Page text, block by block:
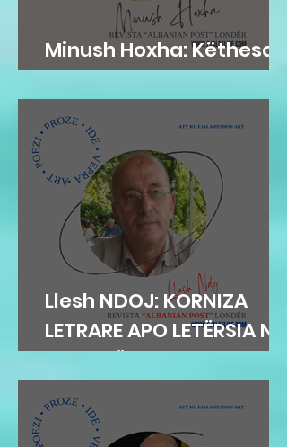
Minush Hoxha: Këthesa
emotive e zemres
Llesh NDOJ: KORNIZA
LETRARE APO LETËRSIA NË
KORNIZË